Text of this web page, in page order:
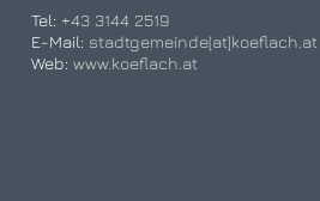
Tel: +43 3144 2519
E-Mail: stadtgemeinde[at]koeflach.at
Web:www.koeflach.at